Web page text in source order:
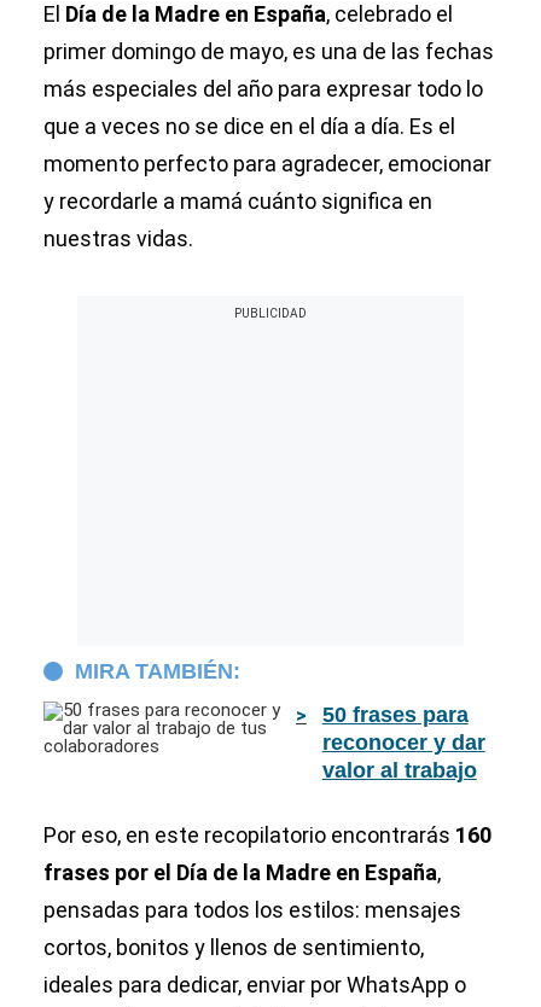
El Día de la Madre en España, celebrado el
primer domingo de mayo, es una de las fechas
más especiales del año para expresar todo lo
que a veces no se dice en el día a día. Es el
momento perfecto para agradecer, emocionar
y recordarle a mamá cuánto significa en
nuestras vidas.
MIRA TAMBIÉN:
50 frases para
reconocer y dar
valor al trabajo
colaboradores
Por eso, en este recopilatorio encontrarás 160
frases por el Día de la Madre en España,
pensadas para todos los estilos: mensajes
cortos, bonitos y llenos de sentimiento,
ideales para dedicar, enviar por WhatsApp o